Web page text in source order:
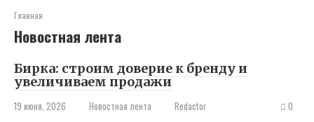
Главная
Новостная лента
Бирка: строим доверие к бренду и
увеличиваем продажи
19 июня, 2026 Новостная лента Redactor 0